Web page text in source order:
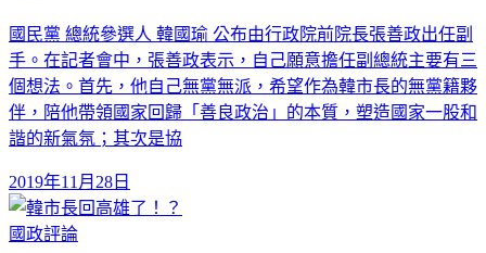
國民黨 總統參選人 韓國瑜 公布由行政院前院長張善政出任副
手。在記者會中，張善政表示，自己願意擔任副總統主要有三
個想法。首先，他自己無黨無派，希望作為韓市長的無黨籍夥
伴，陪他帶領國家回歸「善良政治」的本質，塑造國家一股和
諧的新氣氛；其次是協
2019年11月28日
國政評論